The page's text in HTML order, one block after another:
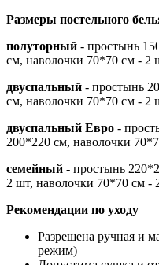
Размеры постельного
полуторный - простынь
см, наволочки 70*70 см - 2
двуспальный - простынь
см, наволочки 70*70 см - 2
двуспальный Евро -
200*220 см, наволочки
семейный - простынь
2 шт, наволочки 70*70 см -
Рекомендации по уходу
Разрешена ручная и
режим)